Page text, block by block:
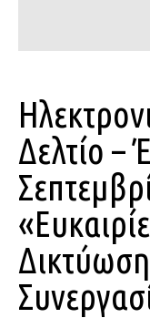
Δελτίο –